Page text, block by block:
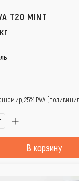
T20 MINT
25% РVА
В корзину